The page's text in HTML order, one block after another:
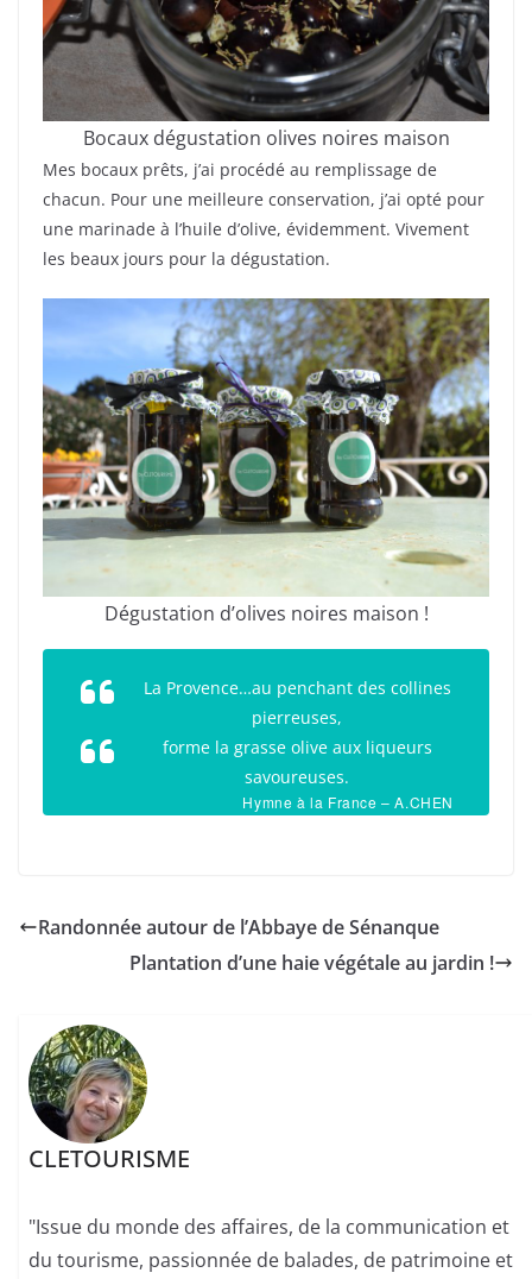
Bocaux dégustation olives noires maison
Mes bocaux prêts, j’ai procédé au remplissage de
chacun. Pour une meilleure conservation, j’ai opté pour
une marinade à l’huile d’olive, évidemment. Vivement
les beaux jours pour la dégustation.
Dégustation d’olives noires maison !
La Provence…au penchant des collines
pierreuses,
forme la grasse olive aux liqueurs
savoureuses.
Hymne à la France – A.CHEN
Randonnée autour de l’Abbaye de Sénanque
Plantation d’une haie végétale au jardin !
CLETOURISME
"Issue du monde des affaires, de la communication et
du tourisme, passionnée de balades, de patrimoine et